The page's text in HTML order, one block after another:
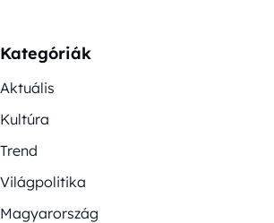
Kategóriák
Aktuális
Kultúra
Trend
Világpolitika
Magyarország